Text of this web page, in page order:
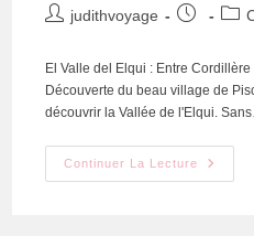
judithvoyage
El Valle del Elqui : Entre
Découverte du beau village de
découvrir la Vallée de l'Elqui.
Continuer La Lecture